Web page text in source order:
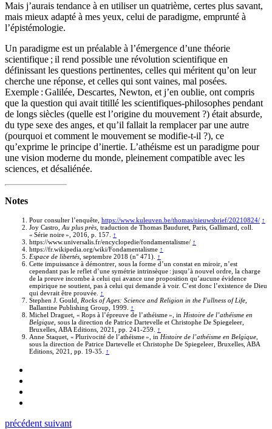
Mais j’aurais tendance à en utiliser un quatrième, certes plus savant,
mais mieux adapté à mes yeux, celui de paradigme, emprunté à
l’épistémologie.
Un paradigme est un préalable à l’émergence d’une théorie
scientifique ; il rend possible une révolution scientifique en
définissant les questions pertinentes, celles qui méritent qu’on leur
cherche une réponse, et celles qui sont vaines, mal posées.
Exemple : Galilée, Descartes, Newton, et j’en oublie, ont compris
que la question qui avait titillé les scientifiques-philosophes pendant
de longs siècles (quelle est l’origine du mouvement ?) était absurde,
du type sexe des anges, et qu’il fallait la remplacer par une autre
(pourquoi et comment le mouvement se modifie-t-il ?), ce
qu’exprime le principe d’inertie. L’athéisme est un paradigme pour
une vision moderne du monde, pleinement compatible avec les
sciences, et désaliénée.
Notes
Pour consulter l’enquête, https://www.kuleuven.be/thomas/nieuwsbrief/20210824/ ↑
Joy Castro, Au plus près , traduction de Thomas Bauduret, Paris, Gallimard, coll.
« Série noire », 2016, p. 157. ↑
https://www.universalis.fr/encyclopedie/fondamentalisme/ ↑
https://fr.wikipedia.org/wiki/Fondamentalisme ↑
Espace de libertés , septembre 2018 (n° 471). ↑
Cette impuissance à démontrer, sous la forme d’un constat en miroir, n’est
cependant pas le reflet d’une symétrie intrinsèque : jusqu’à nouvel ordre, la charge
de la preuve incombe à celui qui avance une proposition qu’aucune évidence
empirique ne soutient, pas à celui qui demande à voir. C’est donc l’existence de Dieu
qui devrait être prouvée. ↑
Stephen J. Gould, Rocks of Ages: Science and Religion in the Fullness of Life
Ballantine Publishing Group, 1999. ↑
Michel Draguet, « Rops à l’épreuve de l’athéisme », in Histoire de l’athéisme en
Belgique , sous la direction de Patrice Dartevelle et Christophe De Spiegeleer,
Bruxelles, ABA Editions, 2021, pp. 241-259. ↑
Anne Staquet, « Plurivocité de l’athéisme », in Histoire de l’athéisme en Belgique
sous la direction de Patrice Dartevelle et Christophe De Spiegeleer, Bruxelles, ABA
Editions, 2021, pp. 19-35. ↑
précédent suivant